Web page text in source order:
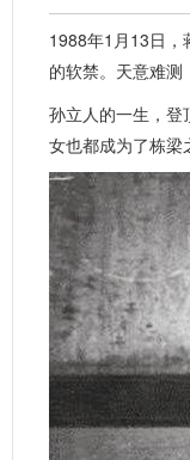
1988年1月13日，
的软禁。天意难测
孙立人的一生，登
女也都成为了栋梁